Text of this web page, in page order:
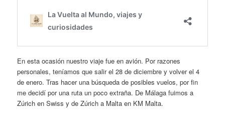
En esta ocasión nuestro viaje fue en avión. Por razones
personales, teníamos que salir el 28 de diciembre y volver el 4
de enero. Tras hacer una búsqueda de posibles vuelos, por fin
me decidí por una ruta un poco extraña. De Málaga fuimos a
Zúrich en Swiss y de Zúrich a Malta en KM Malta.